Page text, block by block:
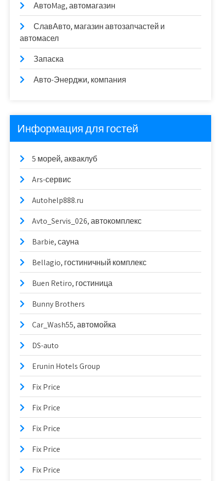
АвтоMag, автомагазин
СлавАвто, магазин автозапчастей и
автомасел
Запаска
Авто-Энерджи, компания
Информация для гостей
5 морей, акваклуб
Ars-сервис
Autohelp888.ru
Avto_Servis_026, автокомплекс
Barbie, сауна
Bellagio, гостиничный комплекс
Buen Retiro, гостиница
Bunny Brothers
Car_Wash55, автомойка
DS-auto
Erunin Hotels Group
Fix Price
Fix Price
Fix Price
Fix Price
Fix Price